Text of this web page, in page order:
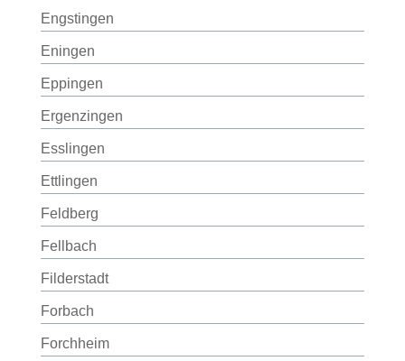
Engstingen
Eningen
Eppingen
Ergenzingen
Esslingen
Ettlingen
Feldberg
Fellbach
Filderstadt
Forbach
Forchheim